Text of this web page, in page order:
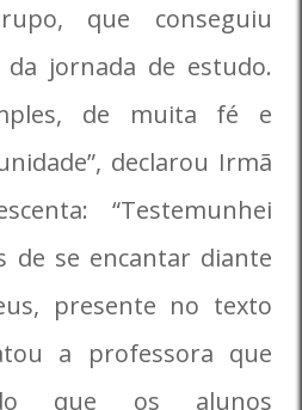
que conseguiu
jornada de estudo.
de muita fé e
declarou Irmã
“Testemunhei
de se encantar diante
presente no texto
a professora que
que os alunos